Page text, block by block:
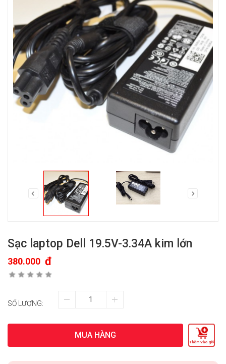
Sạc laptop Dell 19.5V-3.34A kim lớn
380.000 đ
SỐ LƯỢNG:
MUA HÀNG
Thêm vào giỏ